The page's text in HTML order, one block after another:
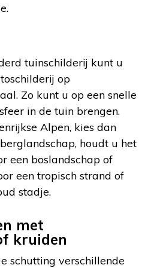
tuinschilderij kunt u
op
Zo kunt u op een snelle
in de tuin brengen.
Alpen, kies dan
houdt u het
een boslandschap of
een tropisch strand of
stadje.
met
kruiden
schutting verschillende